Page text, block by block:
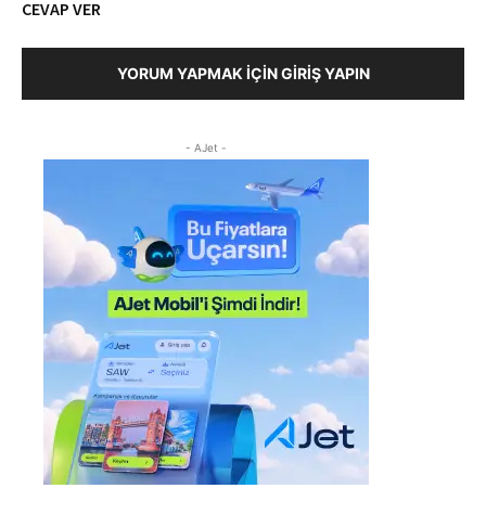
CEVAP VER
YORUM YAPMAK İÇIN GIRIŞ YAPIN
- AJet -